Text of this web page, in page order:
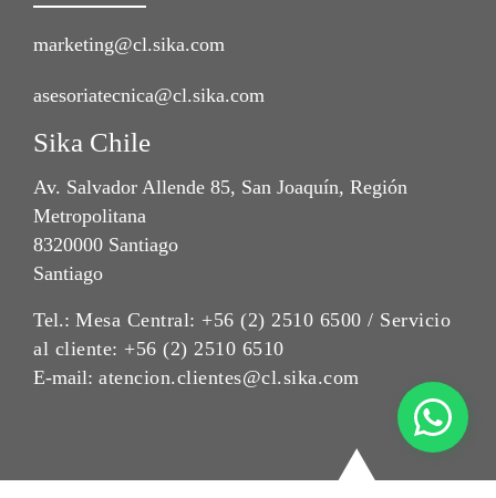
marketing@cl.sika.com
asesoriatecnica@cl.sika.com
Sika Chile
Av. Salvador Allende 85, San Joaquín, Región
Metropolitana
8320000 Santiago
Santiago
Tel.: Mesa Central: +56 (2) 2510 6500 / Servicio
al cliente: +56 (2) 2510 6510
E-mail: atencion.clientes@cl.sika.com